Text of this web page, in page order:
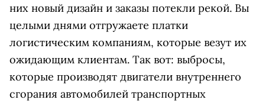
них новый дизайн и заказы потекли рекой. Вы
целыми днями отгружаете платки
логистическим компаниям, которые везут их
ожидающим клиентам. Так вот: выбросы,
которые производят двигатели внутреннего
сгорания автомобилей транспортных